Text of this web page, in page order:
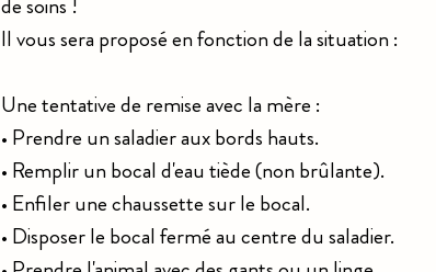
Il vous sera proposé en fonction de la situation :
Une tentative de remise avec la mère :
• Prendre un saladier aux bords hauts.
• Remplir un bocal d'eau tiède (non brûlante).
• Enfiler une chaussette sur le bocal.
• Disposer le bocal fermé au centre du saladier.